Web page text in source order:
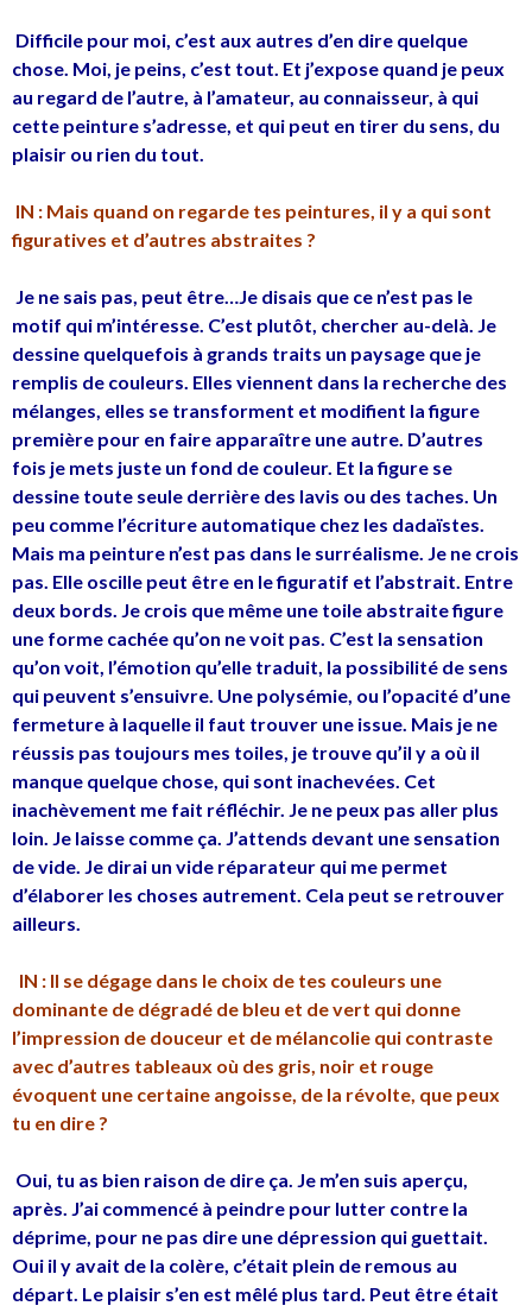
Difficile pour moi, c’est aux autres d’en dire quelque
chose. Moi, je peins, c’est tout. Et j’expose quand je peux
au regard de l’autre, à l’amateur, au connaisseur, à qui
cette peinture s’adresse, et qui peut en tirer du sens, du
plaisir ou rien du tout.
IN : Mais quand on regarde tes peintures, il y a qui sont
figuratives et d’autres abstraites ?
Je ne sais pas, peut être…Je disais que ce n’est pas le
motif qui m’intéresse. C’est plutôt, chercher au-delà. Je
dessine quelquefois à grands traits un paysage que je
remplis de couleurs. Elles viennent dans la recherche des
mélanges, elles se transforment et modifient la figure
première pour en faire apparaître une autre. D’autres
fois je mets juste un fond de couleur. Et la figure se
dessine toute seule derrière des lavis ou des taches. Un
peu comme l’écriture automatique chez les dadaïstes.
Mais ma peinture n’est pas dans le surréalisme. Je ne crois
pas. Elle oscille peut être en le figuratif et l’abstrait. Entre
deux bords. Je crois que même une toile abstraite figure
une forme cachée qu’on ne voit pas. C’est la sensation
qu’on voit, l’émotion qu’elle traduit, la possibilité de sens
qui peuvent s’ensuivre. Une polysémie, ou l’opacité d’une
fermeture à laquelle il faut trouver une issue. Mais je ne
réussis pas toujours mes toiles, je trouve qu’il y a où il
manque quelque chose, qui sont inachevées. Cet
inachèvement me fait réfléchir. Je ne peux pas aller plus
loin. Je laisse comme ça. J’attends devant une sensation
de vide. Je dirai un vide réparateur qui me permet
d’élaborer les choses autrement. Cela peut se retrouver
ailleurs.
IN : Il se dégage dans le choix de tes couleurs une
dominante de dégradé de bleu et de vert qui donne
l’impression de douceur et de mélancolie qui contraste
avec d’autres tableaux où des gris, noir et rouge
évoquent une certaine angoisse, de la révolte, que peux
tu en dire ?
Oui, tu as bien raison de dire ça. Je m’en suis aperçu,
après. J’ai commencé à peindre pour lutter contre la
déprime, pour ne pas dire une dépression qui guettait.
Oui il y avait de la colère, c’était plein de remous au
départ. Le plaisir s’en est mêlé plus tard. Peut être était